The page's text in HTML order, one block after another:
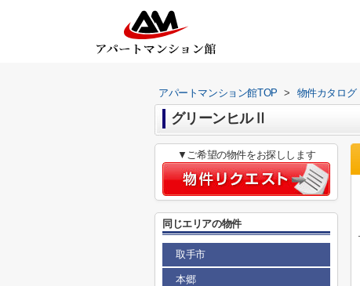
アパートマンション館TOP > 物件カタログ
グリーンヒルⅡ
▼ご希望の物件をお探しします
同じエリアの物件
取手市
本郷